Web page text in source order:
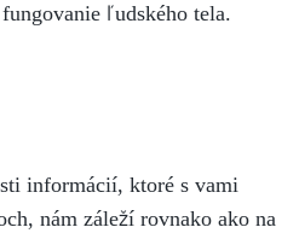
ľudského tela.
informácií, ktoré s vami
nám záleží rovnako ako na